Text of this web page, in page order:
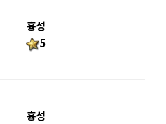
흉성
5
흉성